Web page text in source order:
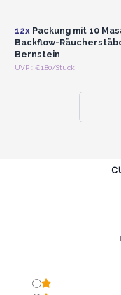
12xPackung mit 10
Backflow-
Bernstein
UVP : €1.80/Stuck